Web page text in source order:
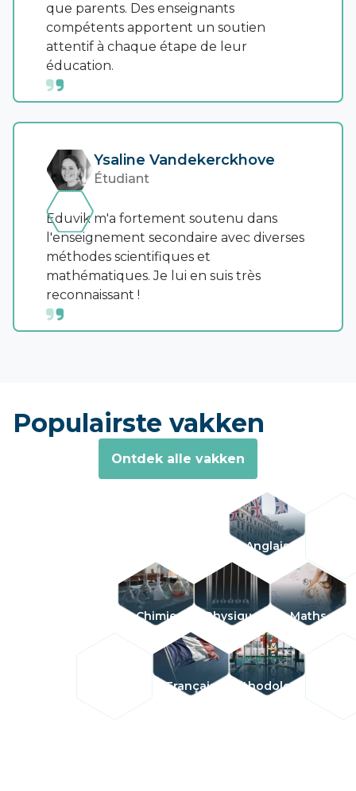
que parents. Des enseignants
compétents apportent un soutien
attentif à chaque étape de leur
éducation.
Ysaline Vandekerckhove
Étudiant
Eduvik m'a fortement soutenu dans
l'enseignement secondaire avec diverses
méthodes scientifiques et
mathématiques. Je lui en suis très
reconnaissant !
Populairste vakken
Ontdek alle vakken
Anglais
Chimie Physique Maths
Français Méthodologie